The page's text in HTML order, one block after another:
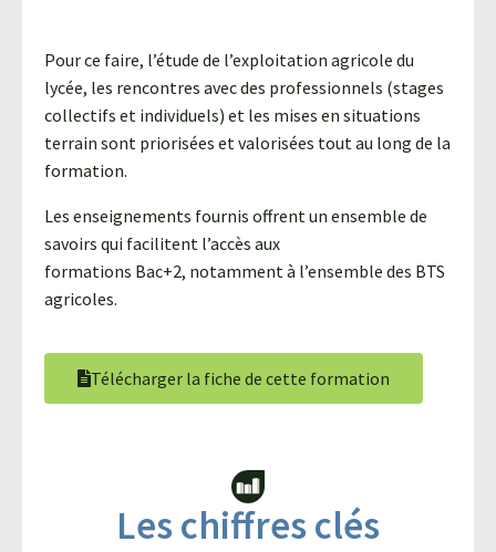
Pour ce faire, l’étude de l’exploitation agricole du
lycée, les rencontres avec des professionnels (stages
collectifs et individuels) et les mises en situations
terrain sont priorisées et valorisées tout au long de la
formation.
Les enseignements fournis offrent un ensemble de
savoirs qui facilitent l’accès aux
formations Bac+2, notamment à l’ensemble des BTS
agricoles.
Télécharger la fiche de cette formation
Les chiffres clés​